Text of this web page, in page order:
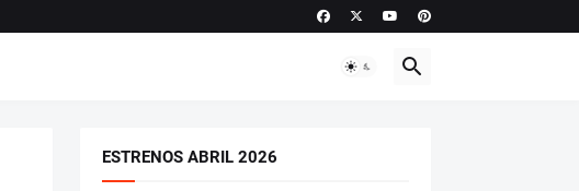
ESTRENOS ABRIL 2026